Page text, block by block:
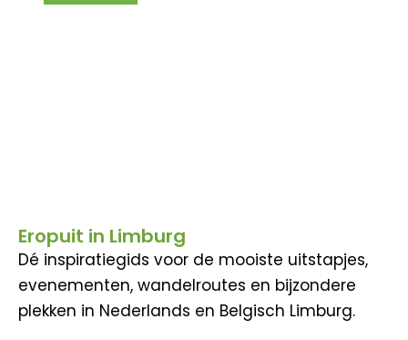
Eropuit in Limburg
Dé inspiratiegids voor de mooiste uitstapjes,
evenementen, wandelroutes en bijzondere
plekken in Nederlands en Belgisch Limburg.